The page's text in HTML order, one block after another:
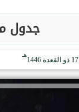
جدول
17 ذو القعدة 1446
هـ